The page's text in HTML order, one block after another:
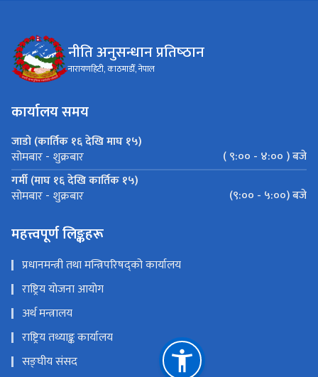
नीति अनुसन्धान प्रतिष्‍ठान
नारायणहिटी, काठमाडौँ, नेपाल
कार्यालय समय
जाडो (कार्तिक १६ देखि माघ १५)
सोमबार - शुक्रबार
( ९:०० - ४:०० ) बजे
गर्मी (माघ १६ देखि कार्तिक १५)
सोमबार - शुक्रबार (९:०० - ५:००) बजे
महत्त्वपूर्ण लिङ्कहरू
प्रधानमन्त्री तथा मन्त्रिपरिषद्को कार्यालय
राष्ट्रिय योजना आयोग
अर्थ मन्त्रालय
राष्ट्रिय तथ्याङ्क कार्यालय
सङ्घीय संसद